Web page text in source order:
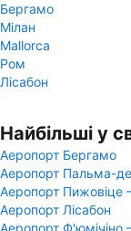
Бергамо
Мілан
Mallorca
Ром
Лісабон
Найбільші у
Аеропорт Бергамо
Аеропорт Пальма-
Аеропорт Пижовіце
Аеропорт Лісабон
Аеропорт Ф'юмічіно